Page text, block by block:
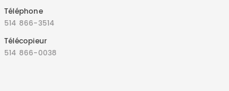
Téléphone
514 866-3514
Télécopieur
514 866-0038